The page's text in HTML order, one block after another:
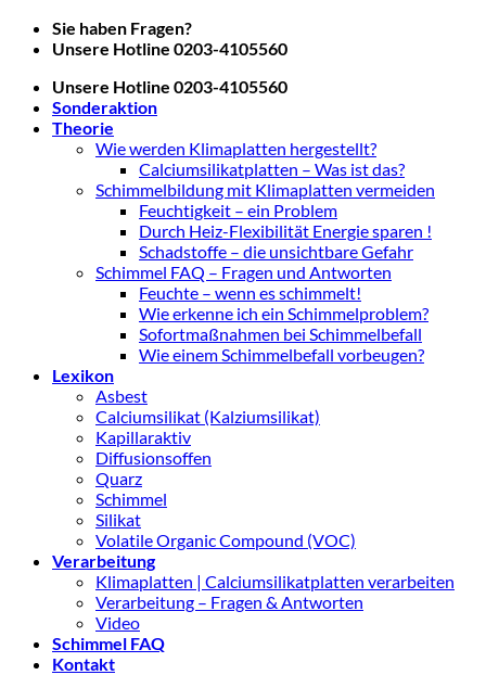
Zum
Inhalt
Sie haben Fragen?
Unsere Hotline 0203-4105560
Unsere Hotline 0203-4105560
Sonderaktion
Theorie
Wie werden Klimaplatten hergestellt?
Calciumsilikatplatten – Was ist das?
Schimmelbildung mit Klimaplatten vermeiden
Feuchtigkeit – ein Problem
Durch Heiz-Flexibilität Energie sparen !
Schadstoffe – die unsichtbare Gefahr
Schimmel FAQ – Fragen und Antworten
Feuchte – wenn es schimmelt!
Wie erkenne ich ein Schimmelproblem?
Sofortmaßnahmen bei Schimmelbefall
Wie einem Schimmelbefall vorbeugen?
Lexikon
Asbest
Calciumsilikat (Kalziumsilikat)
Kapillaraktiv
Diffusionsoffen
Quarz
Schimmel
Silikat
Volatile Organic Compound (VOC)
Verarbeitung
Klimaplatten | Calciumsilikatplatten verarbeiten
Verarbeitung – Fragen & Antworten
Video
Schimmel FAQ
Kontakt